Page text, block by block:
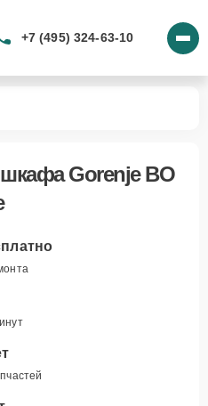
+7 (495) 324-63-10
Gorenje BO